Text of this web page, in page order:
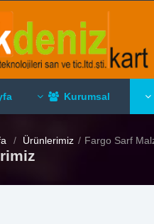
Kurumsal
Ürünlerimiz Fargo Sarf